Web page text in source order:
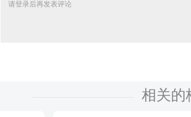
相关的